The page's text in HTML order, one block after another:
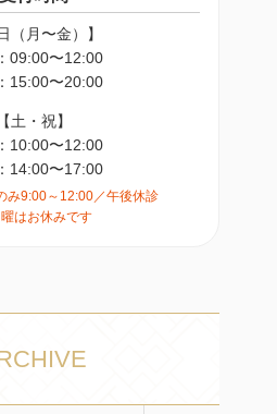
（月〜金）】
09:00〜12:00
15:00〜20:00
【土・祝】
10:00〜12:00
14:00〜17:00
9:00～12:00／午後休診
はお休みです